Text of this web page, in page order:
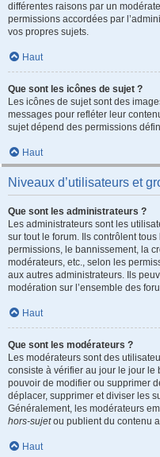
différentes raisons par un
permissions accordées par
vos propres sujets.
Haut
Que sont les icônes de sujet ?
Les icônes de sujet sont des
messages pour refléter leur
sujet dépend des permissions
Haut
Niveaux d’utilisateurs et
Que sont les administrateurs ?
Les administrateurs sont les
sur tout le forum. Ils contrôlent
permissions, le bannissement, la
modérateurs, etc., selon les
aux autres administrateurs. Ils
modération sur l’ensemble des
Haut
Que sont les modérateurs ?
Les modérateurs sont des
consiste à vérifier au jour le jour le
pouvoir de modifier ou supprimer
déplacer, supprimer et diviser les
Généralement, les modérateurs
hors-sujetou publient du contenu
Haut